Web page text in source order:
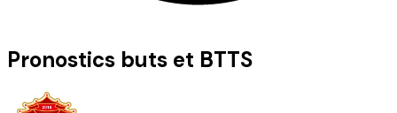
Pronostics buts et BTTS